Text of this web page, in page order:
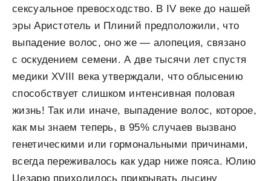
сексуальное превосходство. В IV веке до нашей
эры Аристотель и Плиний предположили, что
выпадение волос, оно же — алопеция, связано
с оскудением семени. А две тысячи лет спустя
медики XVIII века утверждали, что облысению
способствует слишком интенсивная половая
жизнь! Так или иначе, выпадение волос, которое,
как мы знаем теперь, в 95% случаев вызвано
генетическими или гормональными причинами,
всегда переживалось как удар ниже пояса. Юлию
Цезарю приходилось прикрывать лысину